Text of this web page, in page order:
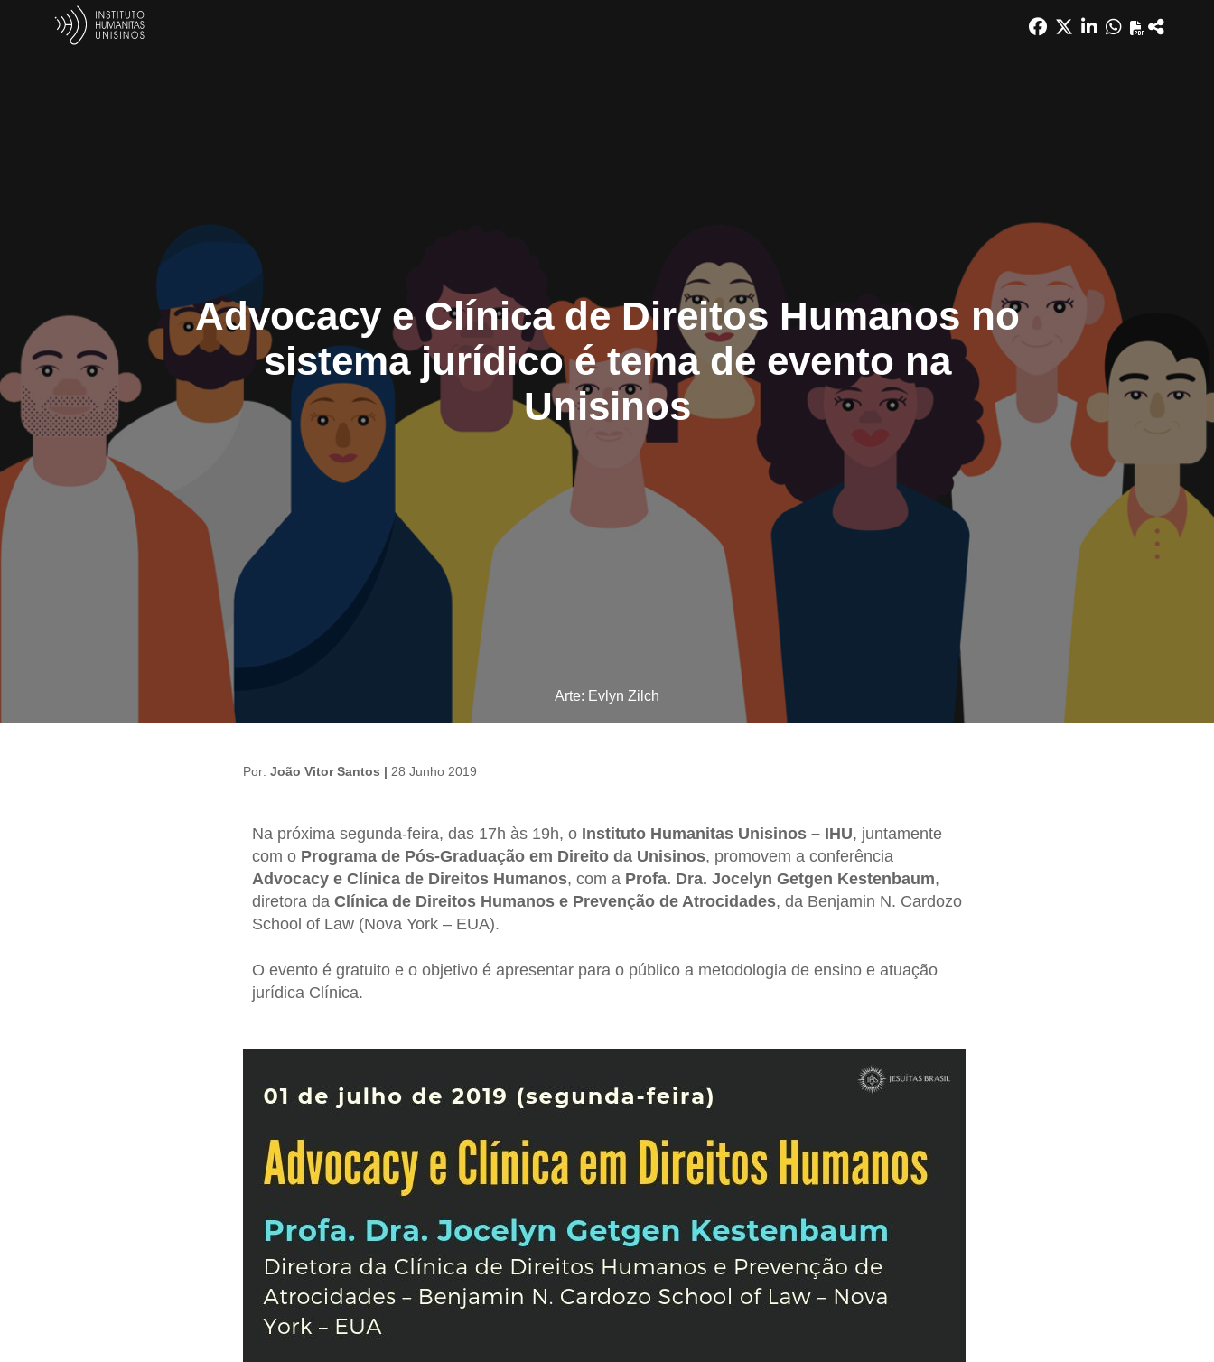
Advocacy e Clínica de Direitos Humanos no
sistema jurídico é tema de evento na
Unisinos
Arte: Evlyn Zilch
Por: João Vitor Santos | 28 Junho 2019
Na próxima segunda-feira, das 17h às 19h, o Instituto Humanitas Unisinos – IHU, juntamente
com o Programa de Pós-Graduação em Direito da Unisinos, promovem a conferência
Advocacy e Clínica de Direitos Humanos, com a Profa. Dra. Jocelyn Getgen Kestenbaum,
diretora da Clínica de Direitos Humanos e Prevenção de Atrocidades, da Benjamin N. Cardozo
School of Law (Nova York – EUA).
O evento é gratuito e o objetivo é apresentar para o público a metodologia de ensino e atuação
jurídica Clínica.